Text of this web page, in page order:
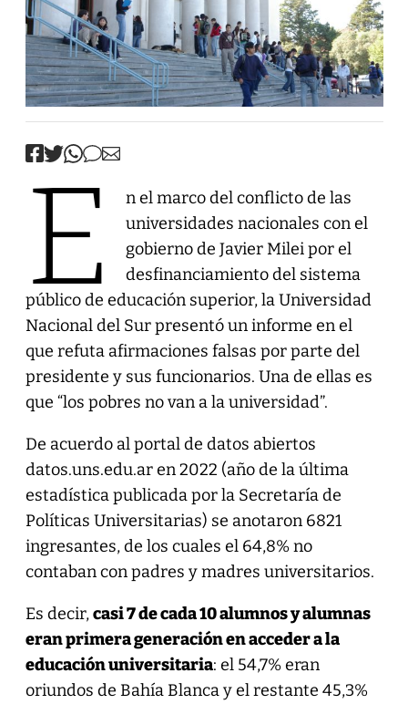
E
n el marco del conflicto de las
universidades nacionales con el
gobierno de Javier Milei por el
desfinanciamiento del sistema
público de educación superior, la Universidad
Nacional del Sur presentó un informe en el
que refuta afirmaciones falsas por parte del
presidente y sus funcionarios. Una de ellas es
que “los pobres no van a la universidad”.
De acuerdo al portal de datos abiertos
datos.uns.edu.ar en 2022 (año de la última
estadística publicada por la Secretaría de
Políticas Universitarias) se anotaron 6821
ingresantes, de los cuales el 64,8% no
contaban con padres y madres universitarios.
Es decir,casi 7 de cada 10 alumnos y alumnas
eran primera generación en acceder a la
educación universitaria: el 54,7% eran
oriundos de Bahía Blanca y el restante 45,3%